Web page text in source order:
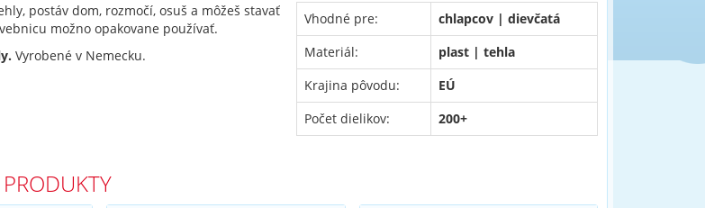
postáv dom, rozmočí, osuš a môžeš stavať
možno opakovane používať.
Vyrobené v Nemecku.
Vhodné pre:
chlapcov | dievčatá
Materiál:
plast | tehla
Krajina pôvodu:
EÚ
Počet dielikov:
200+